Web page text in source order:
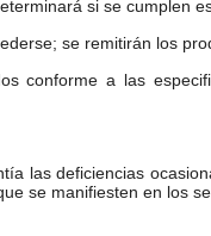
si se cumplen
se remitirán los
conforme a las
las deficiencias
se manifiesten en los